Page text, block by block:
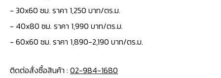
- 30x60 ซม. ราคา 1,250 บาท/ตร.ม.
- 40x80 ซม. ราคา 1,990 บาท/ตร.ม.
- 60x60 ซม. ราคา 1,890-2,190 บาท/ตร.ม.
ติดต่อสั่งซื้อสินค้า : 02-984-1680